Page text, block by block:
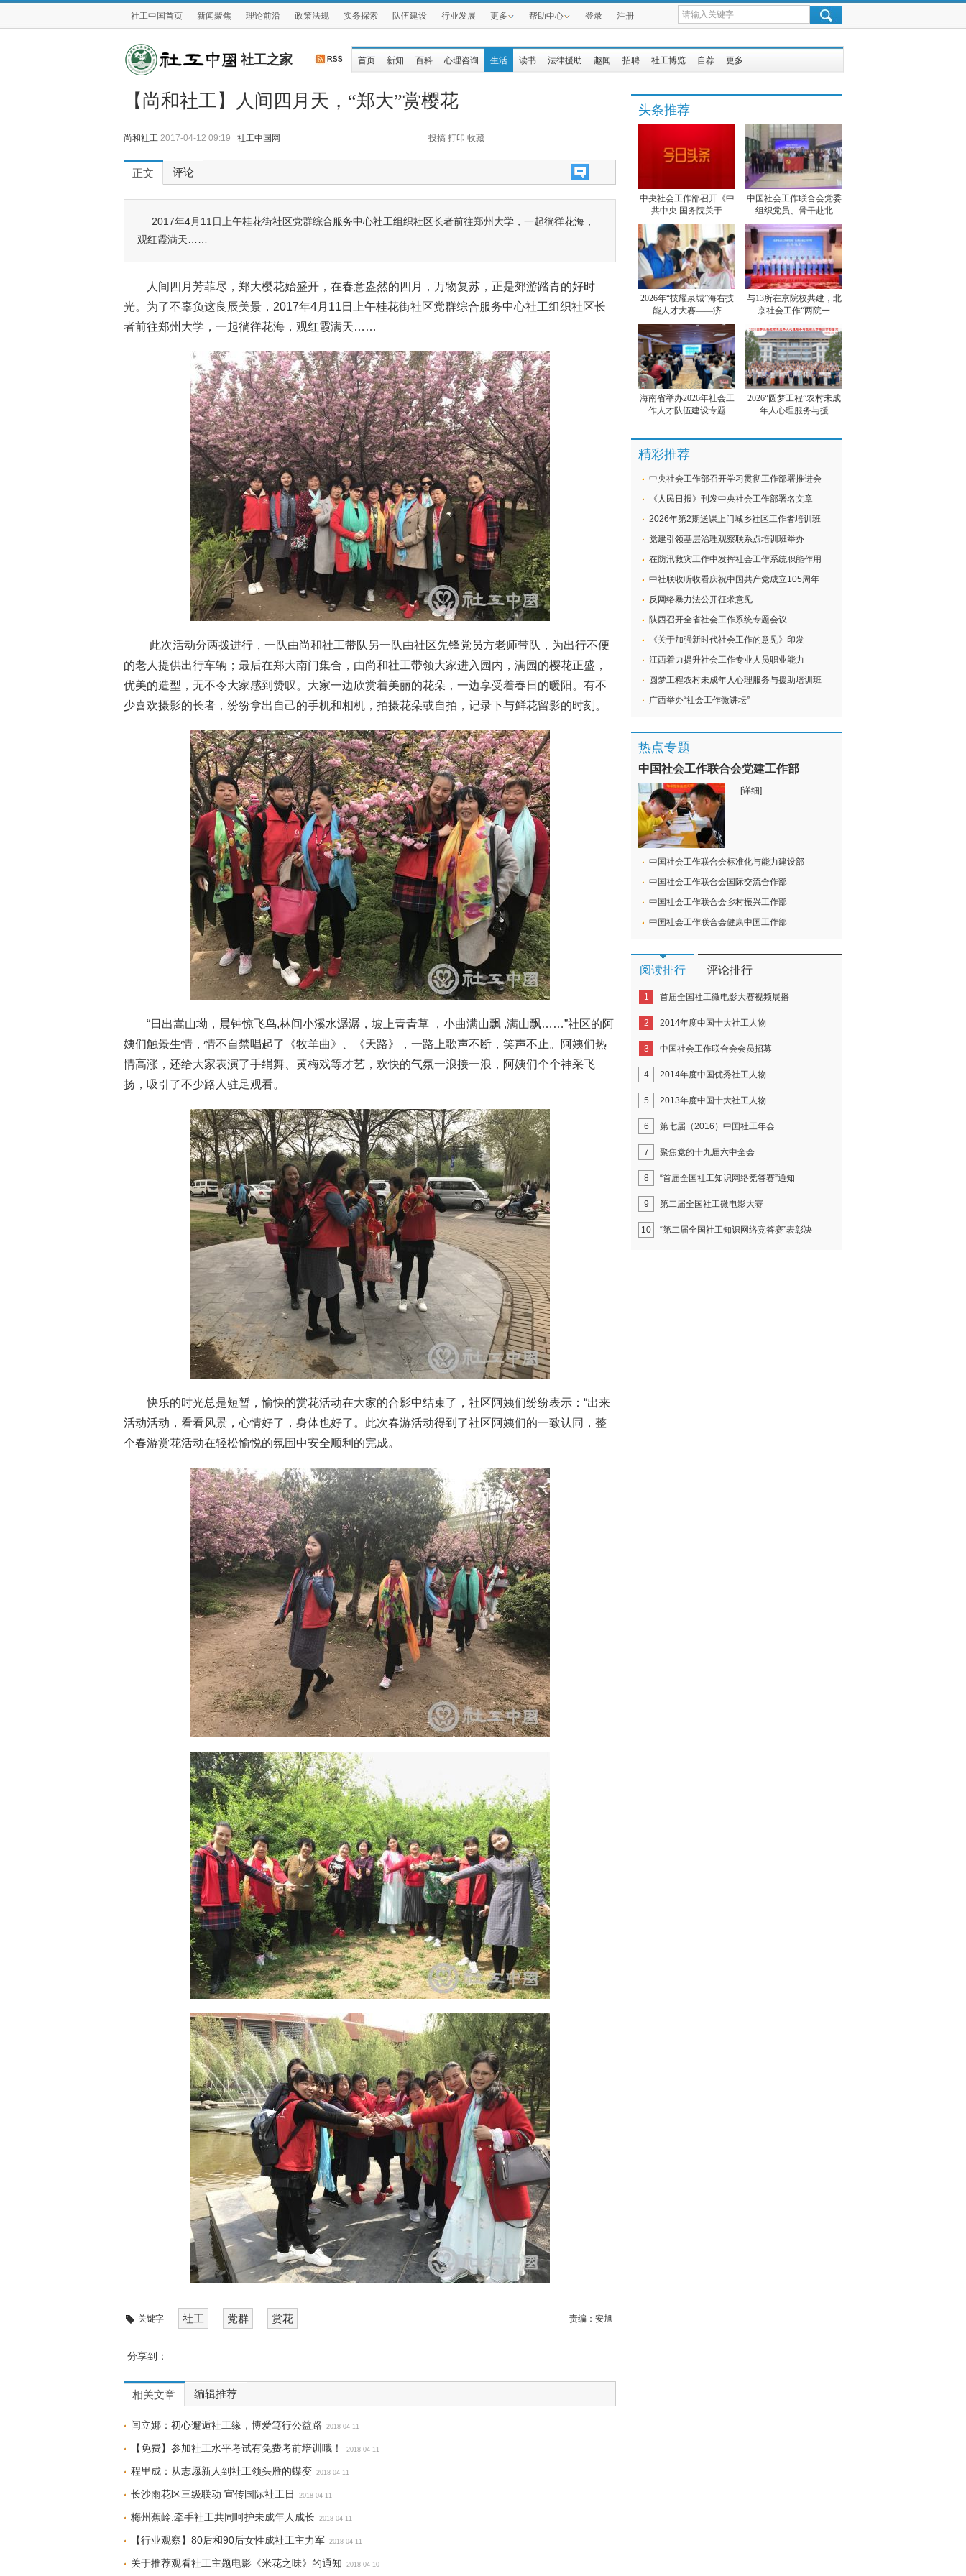
社工中国首页 新闻聚焦 理论前沿 政策法规 实务探索 队伍建设 行业发展 更多 帮助中心 登录 注册
社工之家 首页 新知 百科 心理咨询 生活 读书 法律援助 趣闻 招聘 社工博览 自荐 更多
【尚和社工】人间四月天，“郑大”赏樱花
尚和社工 2017-04-12 09:19 社工中国网 投搞 打印 收藏
正文 评论
2017年4月11日上午桂花街社区党群综合服务中心社工组织社区长者前往郑州大学，一起徜徉花海，
观红霞满天……
人间四月芳菲尽，郑大樱花始盛开，在春意盎然的四月，万物复苏，正是郊游踏青的好时
光。为了不辜负这良辰美景，2017年4月11日上午桂花街社区党群综合服务中心社工组织社区长
者前往郑州大学，一起徜徉花海，观红霞满天……
此次活动分两拨进行，一队由尚和社工带队另一队由社区先锋党员方老师带队，为出行不便
的老人提供出行车辆；最后在郑大南门集合，由尚和社工带领大家进入园内，满园的樱花正盛，
优美的造型，无不令大家感到赞叹。大家一边欣赏着美丽的花朵，一边享受着春日的暖阳。有不
少喜欢摄影的长者，纷纷拿出自己的手机和相机，拍摄花朵或自拍，记录下与鲜花留影的时刻。
“日出嵩山坳，晨钟惊飞鸟,林间小溪水潺潺，坡上青青草 ，小曲满山飘 ,满山飘……”社区的阿
姨们触景生情，情不自禁唱起了《牧羊曲》、《天路》，一路上歌声不断，笑声不止。阿姨们热
情高涨，还给大家表演了手绢舞、黄梅戏等才艺，欢快的气氛一浪接一浪，阿姨们个个神采飞
扬，吸引了不少路人驻足观看。
快乐的时光总是短暂，愉快的赏花活动在大家的合影中结束了，社区阿姨们纷纷表示：“出来
活动活动，看看风景，心情好了，身体也好了。此次春游活动得到了社区阿姨们的一致认同，整
个春游赏花活动在轻松愉悦的氛围中安全顺利的完成。
关键字 社工 党群 赏花 责编： 安旭
分享到：
相关文章 编辑推荐
闫立娜：初心邂逅社工缘，博爱笃行公益路 2018-04-11
【免费】参加社工水平考试有免费考前培训哦！ 2018-04-11
程里成：从志愿新人到社工领头雁的蝶变 2018-04-11
长沙雨花区三级联动 宣传国际社工日 2018-04-11
梅州蕉岭:牵手社工共同呵护未成年人成长 2018-04-11
【行业观察】80后和90后女性成社工主力军 2018-04-11
关于推荐观看社工主题电影《米花之味》的通知 2018-04-10
头条推荐
中央社会工作部召开《中
共中央 国务院关于
中国社会工作联合会党委
组织党员、骨干赴北
2026年“技耀泉城”海右技
能人才大赛——济
与13所在京院校共建，北
京社会工作“两院一
海南省举办2026年社会工
作人才队伍建设专题
2026“圆梦工程”农村未成
年人心理服务与援
精彩推荐
中央社会工作部召开学习贯彻工作部署推进会
《人民日报》刊发中央社会工作部署名文章
2026年第2期送课上门城乡社区工作者培训班
党建引领基层治理观察联系点培训班举办
在防汛救灾工作中发挥社会工作系统职能作用
中社联收听收看庆祝中国共产党成立105周年
反网络暴力法公开征求意见
陕西召开全省社会工作系统专题会议
《关于加强新时代社会工作的意见》印发
江西着力提升社会工作专业人员职业能力
圆梦工程农村未成年人心理服务与援助培训班
广西举办“社会工作微讲坛”
热点专题
中国社会工作联合会党建工作部
... [详细]
中国社会工作联合会标准化与能力建设部
中国社会工作联合会国际交流合作部
中国社会工作联合会乡村振兴工作部
中国社会工作联合会健康中国工作部
阅读排行 评论排行
1 首届全国社工微电影大赛视频展播
2 2014年度中国十大社工人物
3 中国社会工作联合会会员招募
4 2014年度中国优秀社工人物
5 2013年度中国十大社工人物
6 第七届（2016）中国社工年会
7 聚焦党的十九届六中全会
8 “首届全国社工知识网络竞答赛”通知
9 第二届全国社工微电影大赛
10 “第二届全国社工知识网络竞答赛”表彰决